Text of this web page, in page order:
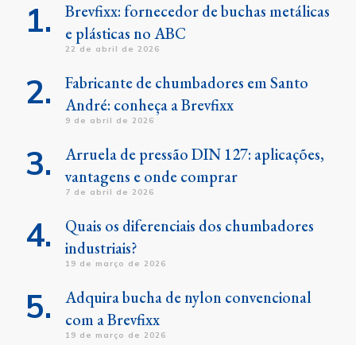
Brevfixx: fornecedor de buchas metálicas
e plásticas no ABC
22 de abril de 2026
Fabricante de chumbadores em Santo
André: conheça a Brevfixx
9 de abril de 2026
Arruela de pressão DIN 127: aplicações,
vantagens e onde comprar
7 de abril de 2026
Quais os diferenciais dos chumbadores
industriais?
19 de março de 2026
Adquira bucha de nylon convencional
com a Brevfixx
19 de março de 2026